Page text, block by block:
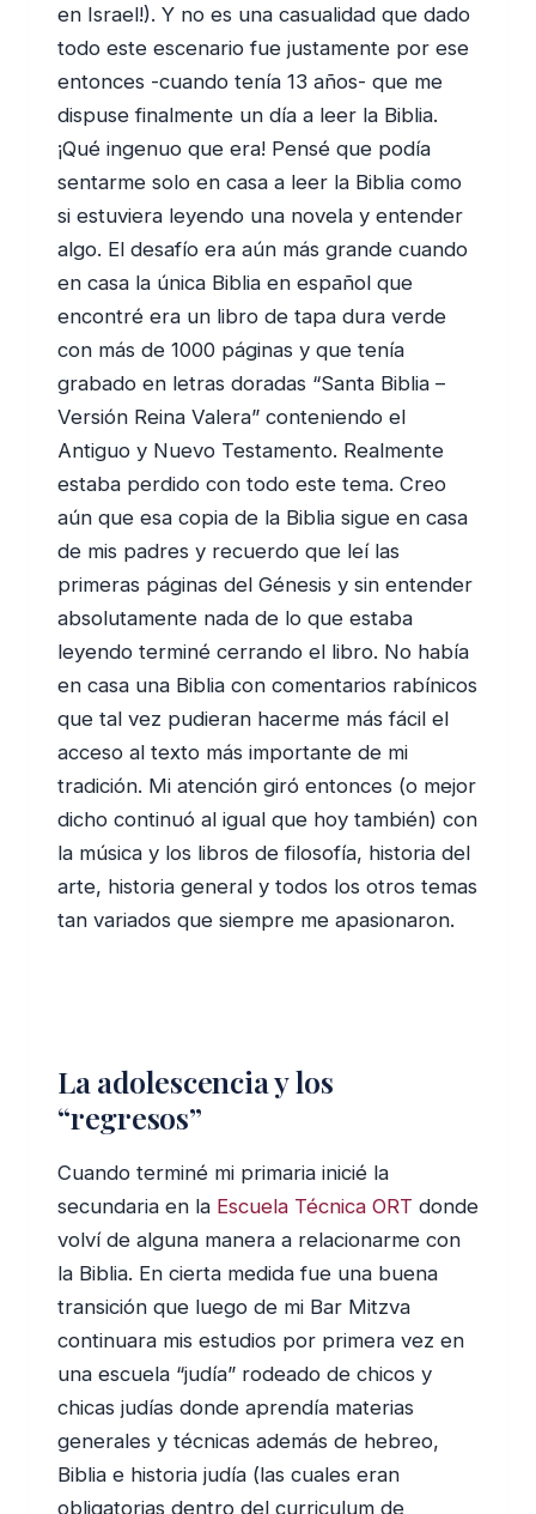
en Israel!). Y no es una casualidad que dado
todo este escenario fue justamente por ese
entonces -cuando tenía 13 años- que me
dispuse finalmente un día a leer la Biblia.
¡Qué ingenuo que era! Pensé que podía
sentarme solo en casa a leer la Biblia como
si estuviera leyendo una novela y entender
algo. El desafío era aún más grande cuando
en casa la única Biblia en español que
encontré era un libro de tapa dura verde
con más de 1000 páginas y que tenía
grabado en letras doradas “Santa Biblia –
Versión Reina Valera” conteniendo el
Antiguo y Nuevo Testamento. Realmente
estaba perdido con todo este tema. Creo
aún que esa copia de la Biblia sigue en casa
de mis padres y recuerdo que leí las
primeras páginas del Génesis y sin entender
absolutamente nada de lo que estaba
leyendo terminé cerrando el libro. No había
en casa una Biblia con comentarios rabínicos
que tal vez pudieran hacerme más fácil el
acceso al texto más importante de mi
tradición. Mi atención giró entonces (o mejor
dicho continuó al igual que hoy también) con
la música y los libros de filosofía, historia del
arte, historia general y todos los otros temas
tan variados que siempre me apasionaron.
La adolescencia y los
“regresos”
Cuando terminé mi primaria inicié la
secundaria en la Escuela Técnica ORT donde
volví de alguna manera a relacionarme con
la Biblia. En cierta medida fue una buena
transición que luego de mi Bar Mitzva
continuara mis estudios por primera vez en
una escuela “judía” rodeado de chicos y
chicas judías donde aprendía materias
generales y técnicas además de hebreo,
Biblia e historia judía (las cuales eran
obligatorias dentro del curriculum de